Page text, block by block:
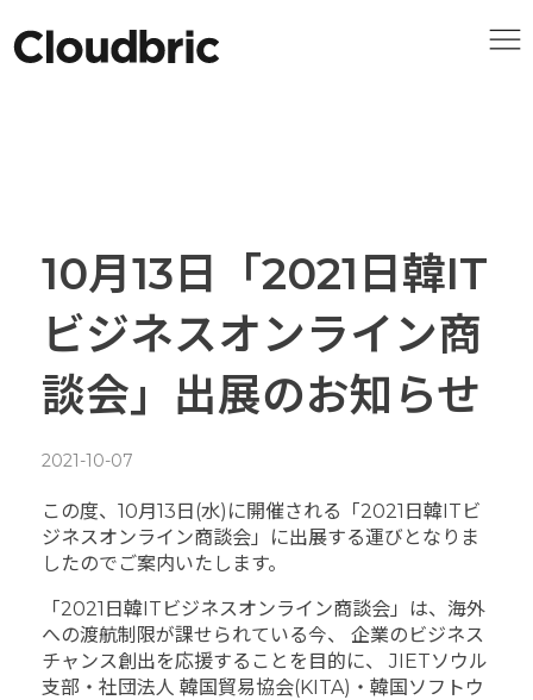
10月13日「2021日韓IT
ビジネスオンライン商
談会」出展のお知らせ
2021-10-07
この度、10月13日(水)に開催される「2021日韓ITビ
ジネスオンライン商談会」に出展する運びとなりま
したのでご案内いたします。
「2021日韓ITビジネスオンライン商談会」は、海外
への渡航制限が課せられている今、 企業のビジネス
チャンス創出を応援することを目的に、 JIETソウル
支部・社団法人 韓国貿易協会(KITA)・韓国ソフトウ